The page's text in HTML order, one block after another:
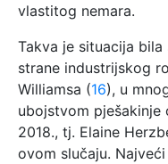
vlastitog nemara.
Takva je situacija
strane industrijskog
Williamsa (16), u
ubojstvom pješakinje
2018., tj. Elaine
ovom slučaju.